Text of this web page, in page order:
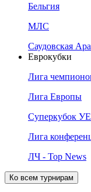
Бельгия
МЛС
Саудовская
Еврокубки
Лига
Лига Европы
Суперкубок
Лига
ЛЧ - Top News
Ко всем турнирам